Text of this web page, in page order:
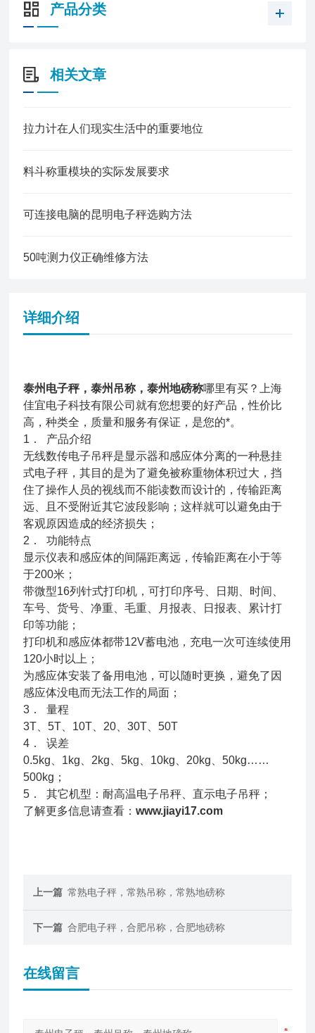
产品分类
相关文章
拉力计在人们现实生活中的重要地位
料斗称重模块的实际发展要求
可连接电脑的昆明电子秤选购方法
50吨测力仪正确维修方法
详细介绍
泰州电子秤，泰州吊称，泰州地磅称哪里有买？上海
佳宜电子科技有限公司就有您想要的好产品，性价比
高，种类全，质量和服务有保证，是您的*。
1． 产品介绍
无线数传电子吊秤是显示器和感应体分离的一种悬挂
式电子秤，其目的是为了避免被称重物体积过大，挡
住了操作人员的视线而不能读数而设计的，传输距离
远、且不受附近其它波段影响；这样就可以避免由于
客观原因造成的经济损失；
2． 功能特点
显示仪表和感应体的间隔距离远，传输距离在小于等
于200米；
带微型16列针式打印机，可打印序号、日期、时间、
车号、货号、净重、毛重、月报表、日报表、累计打
印等功能；
打印机和感应体都带12V蓄电池，充电一次可连续使用
120小时以上；
为感应体安装了备用电池，可以随时更换，避免了因
感应体没电而无法工作的局面；
3． 量程
3T、5T、10T、20、30T、50T
4． 误差
0.5kg、1kg、2kg、5kg、10kg、20kg、50kg……
500kg；
5． 其它机型：耐高温电子吊秤、直示电子吊秤；
了解更多信息请查看：www.jiayi17.com
上一篇 常熟电子秤，常熟吊称，常熟地磅称
下一篇 合肥电子秤，合肥吊称，合肥地磅称
在线留言